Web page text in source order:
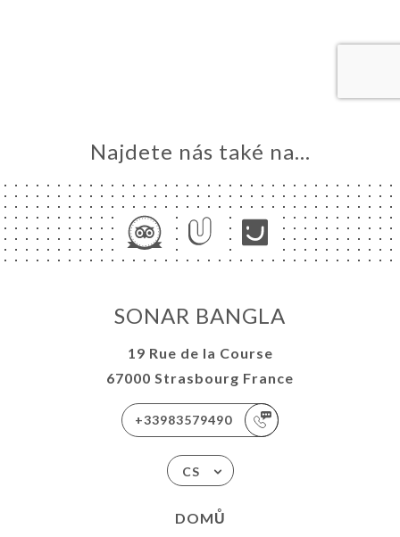
Najdete nás také na...
SONAR BANGLA
19 Rue de la Course
67000 Strasbourg France
+33983579490
CS
DOMŮ